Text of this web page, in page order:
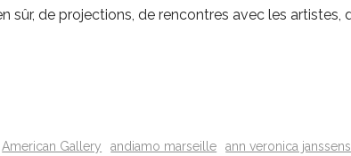
sûr, de projections, de rencontres avec les artistes,
American Gallery andiamo marseille ann veronica janssens